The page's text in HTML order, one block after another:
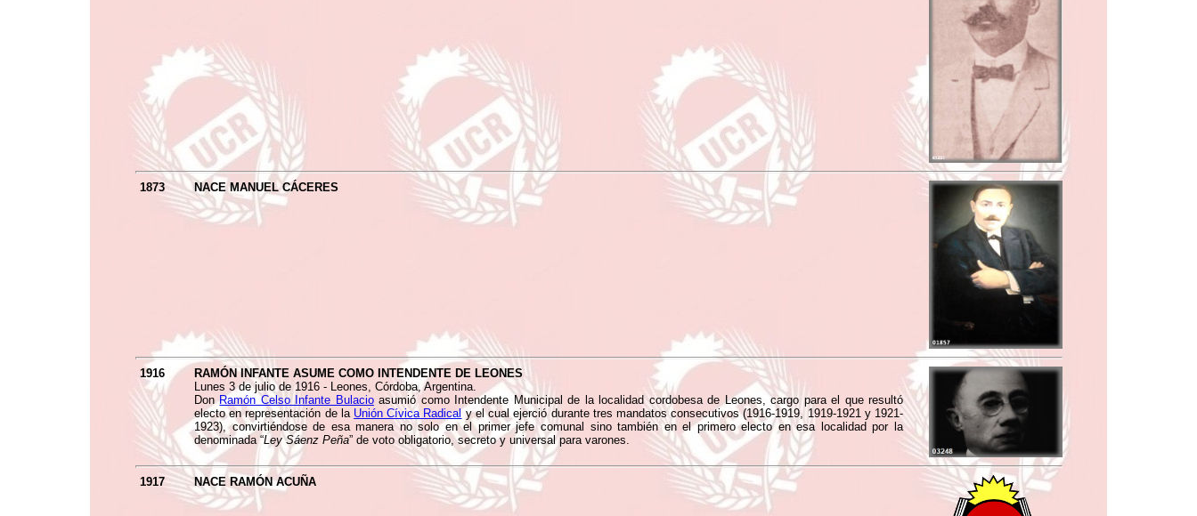
1873 NACE MANUEL CÁCERES
1916
RAMÓN INFANTE ASUME COMO INTENDENTE DE LEONES
Lunes 3 de julio de 1916 - Leones, Córdoba, Argentina.
DonRamón Celso Infante Bulacioasumió como Intendente Municipal de la localidad cordobesa de Leones, cargo para el que resultó
electo en representación de la Unión Cívica Radicaly el cual ejerció durante tres mandatos consecutivos (1916-1919, 1919-1921 y 1921-
1923), convirtiéndose de esa manera no solo en el primer jefe comunal sino también en el primero electo en esa localidad por la
denominada “Ley Sáenz Peña” de voto obligatorio, secreto y universal para varones.
1917 NACE RAMÓN ACUÑA